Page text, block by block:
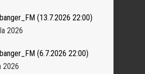
(13.7.2026 22:00)
2026
(6.7.2026 22:00)
2026